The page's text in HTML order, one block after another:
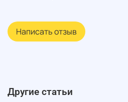
Написать отзыв
Другие статьи